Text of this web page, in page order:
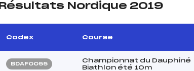
Résultats Nordique 2019
Codex Course
BDAF0055
Championnat du Dauphiné
Biathlon été 10m